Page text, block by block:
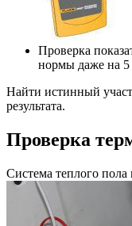
Проверка
нормы даже на 5
Найти истинный
результата.
Проверка
Система теплого пола